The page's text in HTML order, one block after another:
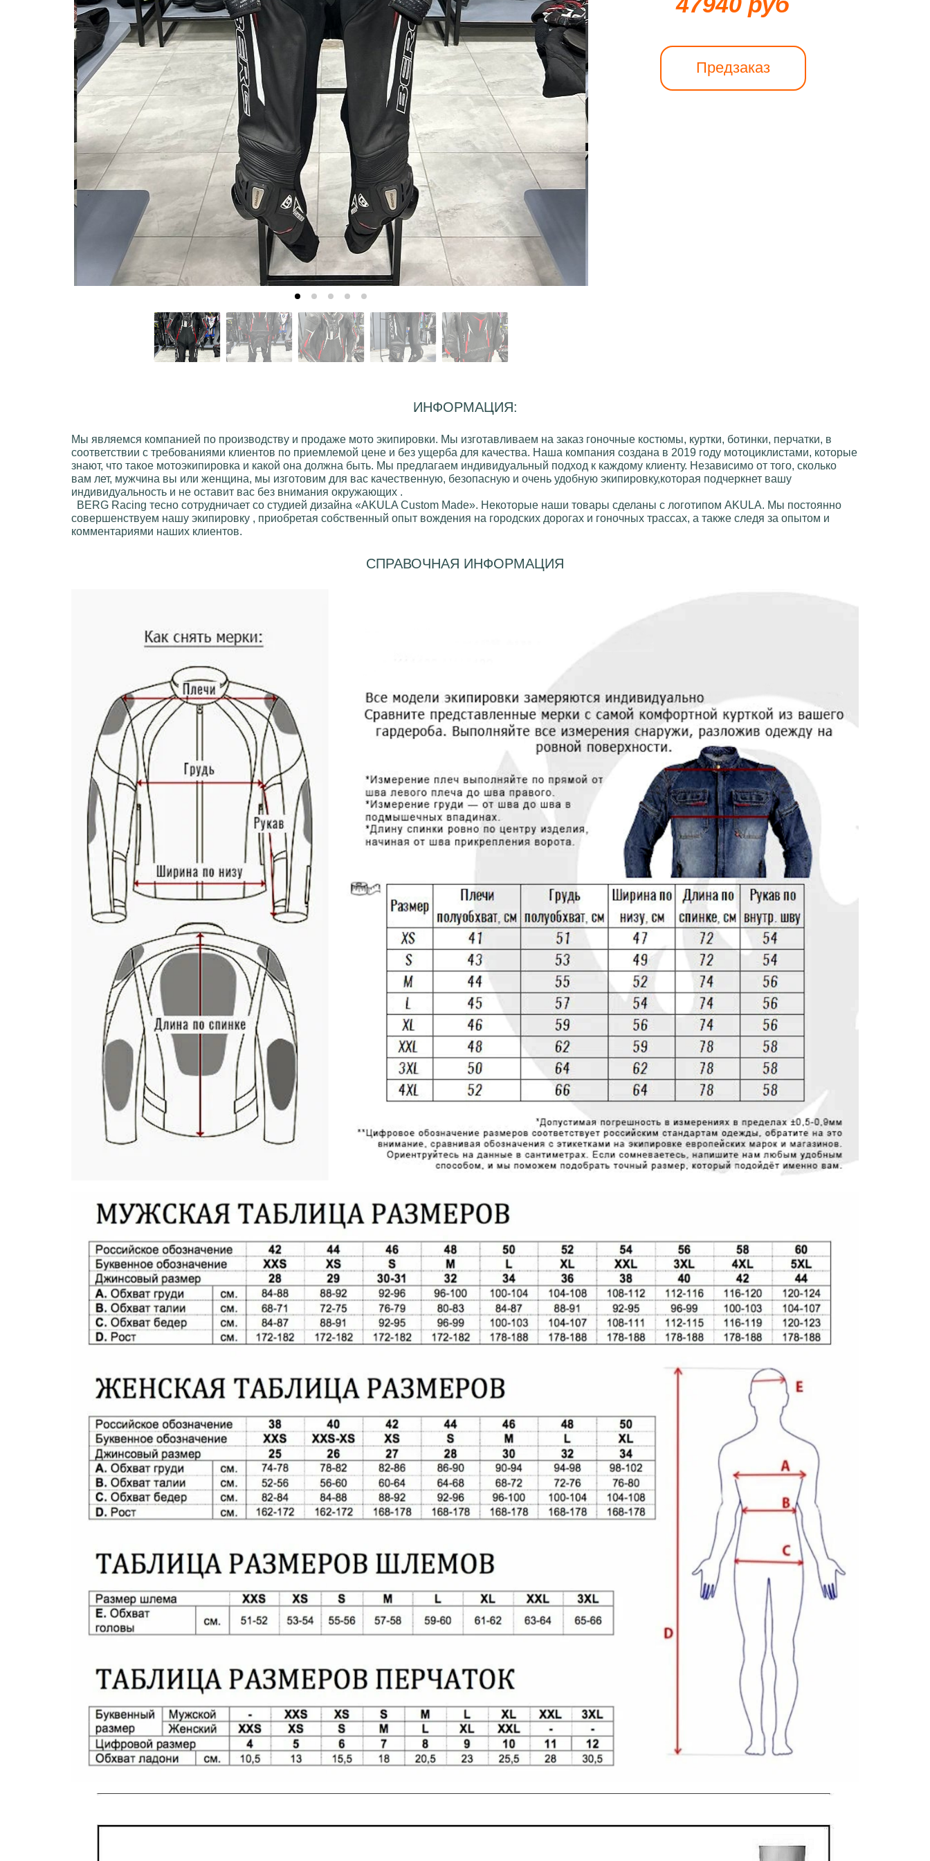
Предзаказ
ИНФОРМАЦИЯ:
Мы являемся компанией по производству и продаже мото экипировки. Мы изготавливаем на заказ гоночные костюмы, куртки, ботинки, перчатки, в
соответствии с требованиями клиентов по приемлемой цене и без ущерба для качества. Наша компания создана в 2019 году мотоциклистами, которые
знают, что такое мотоэкипировкa и какой она должна быть. Мы предлагаем индивидуальный подход к каждому клиенту. Независимо от того, сколько
вам лет, мужчинa вы или женщинa, мы изготовим для вас качественную, безопасную и очень удобную экипировку,которая подчеркнет вашу
индивидуальность и не оставит вас без внимания окружающих .
BERG Racing тесно сотрудничает со студией дизайна «AKULA Custom Made». Некоторые наши товары сделаны с логотипом AKULA. Мы постоянно
совершенствуем нашу экипировку , приобретая собственный опыт вождения на городских дорогах и гоночных трассах, а также следя за опытом и
комментариями наших клиентов.
СПРАВОЧНАЯ ИНФОРМАЦИЯ